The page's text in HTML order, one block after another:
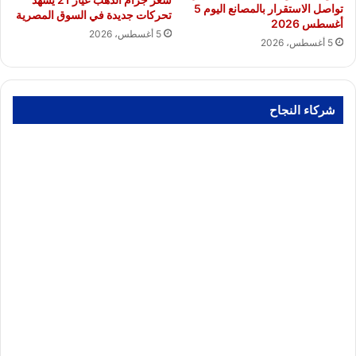
تواصل الاستقرار بالمصانع اليوم 5
أغسطس 2026
5 أغسطس، 2026
تحركات جديدة في السوق المصرية
5 أغسطس، 2026
شركاء النجاح